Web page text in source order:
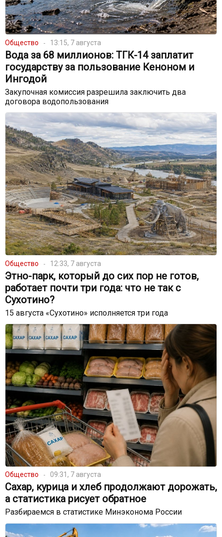
Общество 13:15, 7 августа
Вода за 68 миллионов: ТГК-14 заплатит
государству за пользование Кеноном и
Ингодой
Закупочная комиссия разрешила заключить два
договора водопользования
Общество 12:33, 7 августа
Этно-парк, который до сих пор не готов,
работает почти три года: что не так с
Сухотино?
15 августа «Сухотино» исполняется три года
Общество 09:31, 7 августа
Сахар, курица и хлеб продолжают дорожать,
а статистика рисует обратное
Разбираемся в статистике Минэконома России